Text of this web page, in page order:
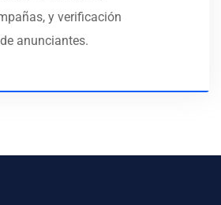
y verificación
de anunciantes.